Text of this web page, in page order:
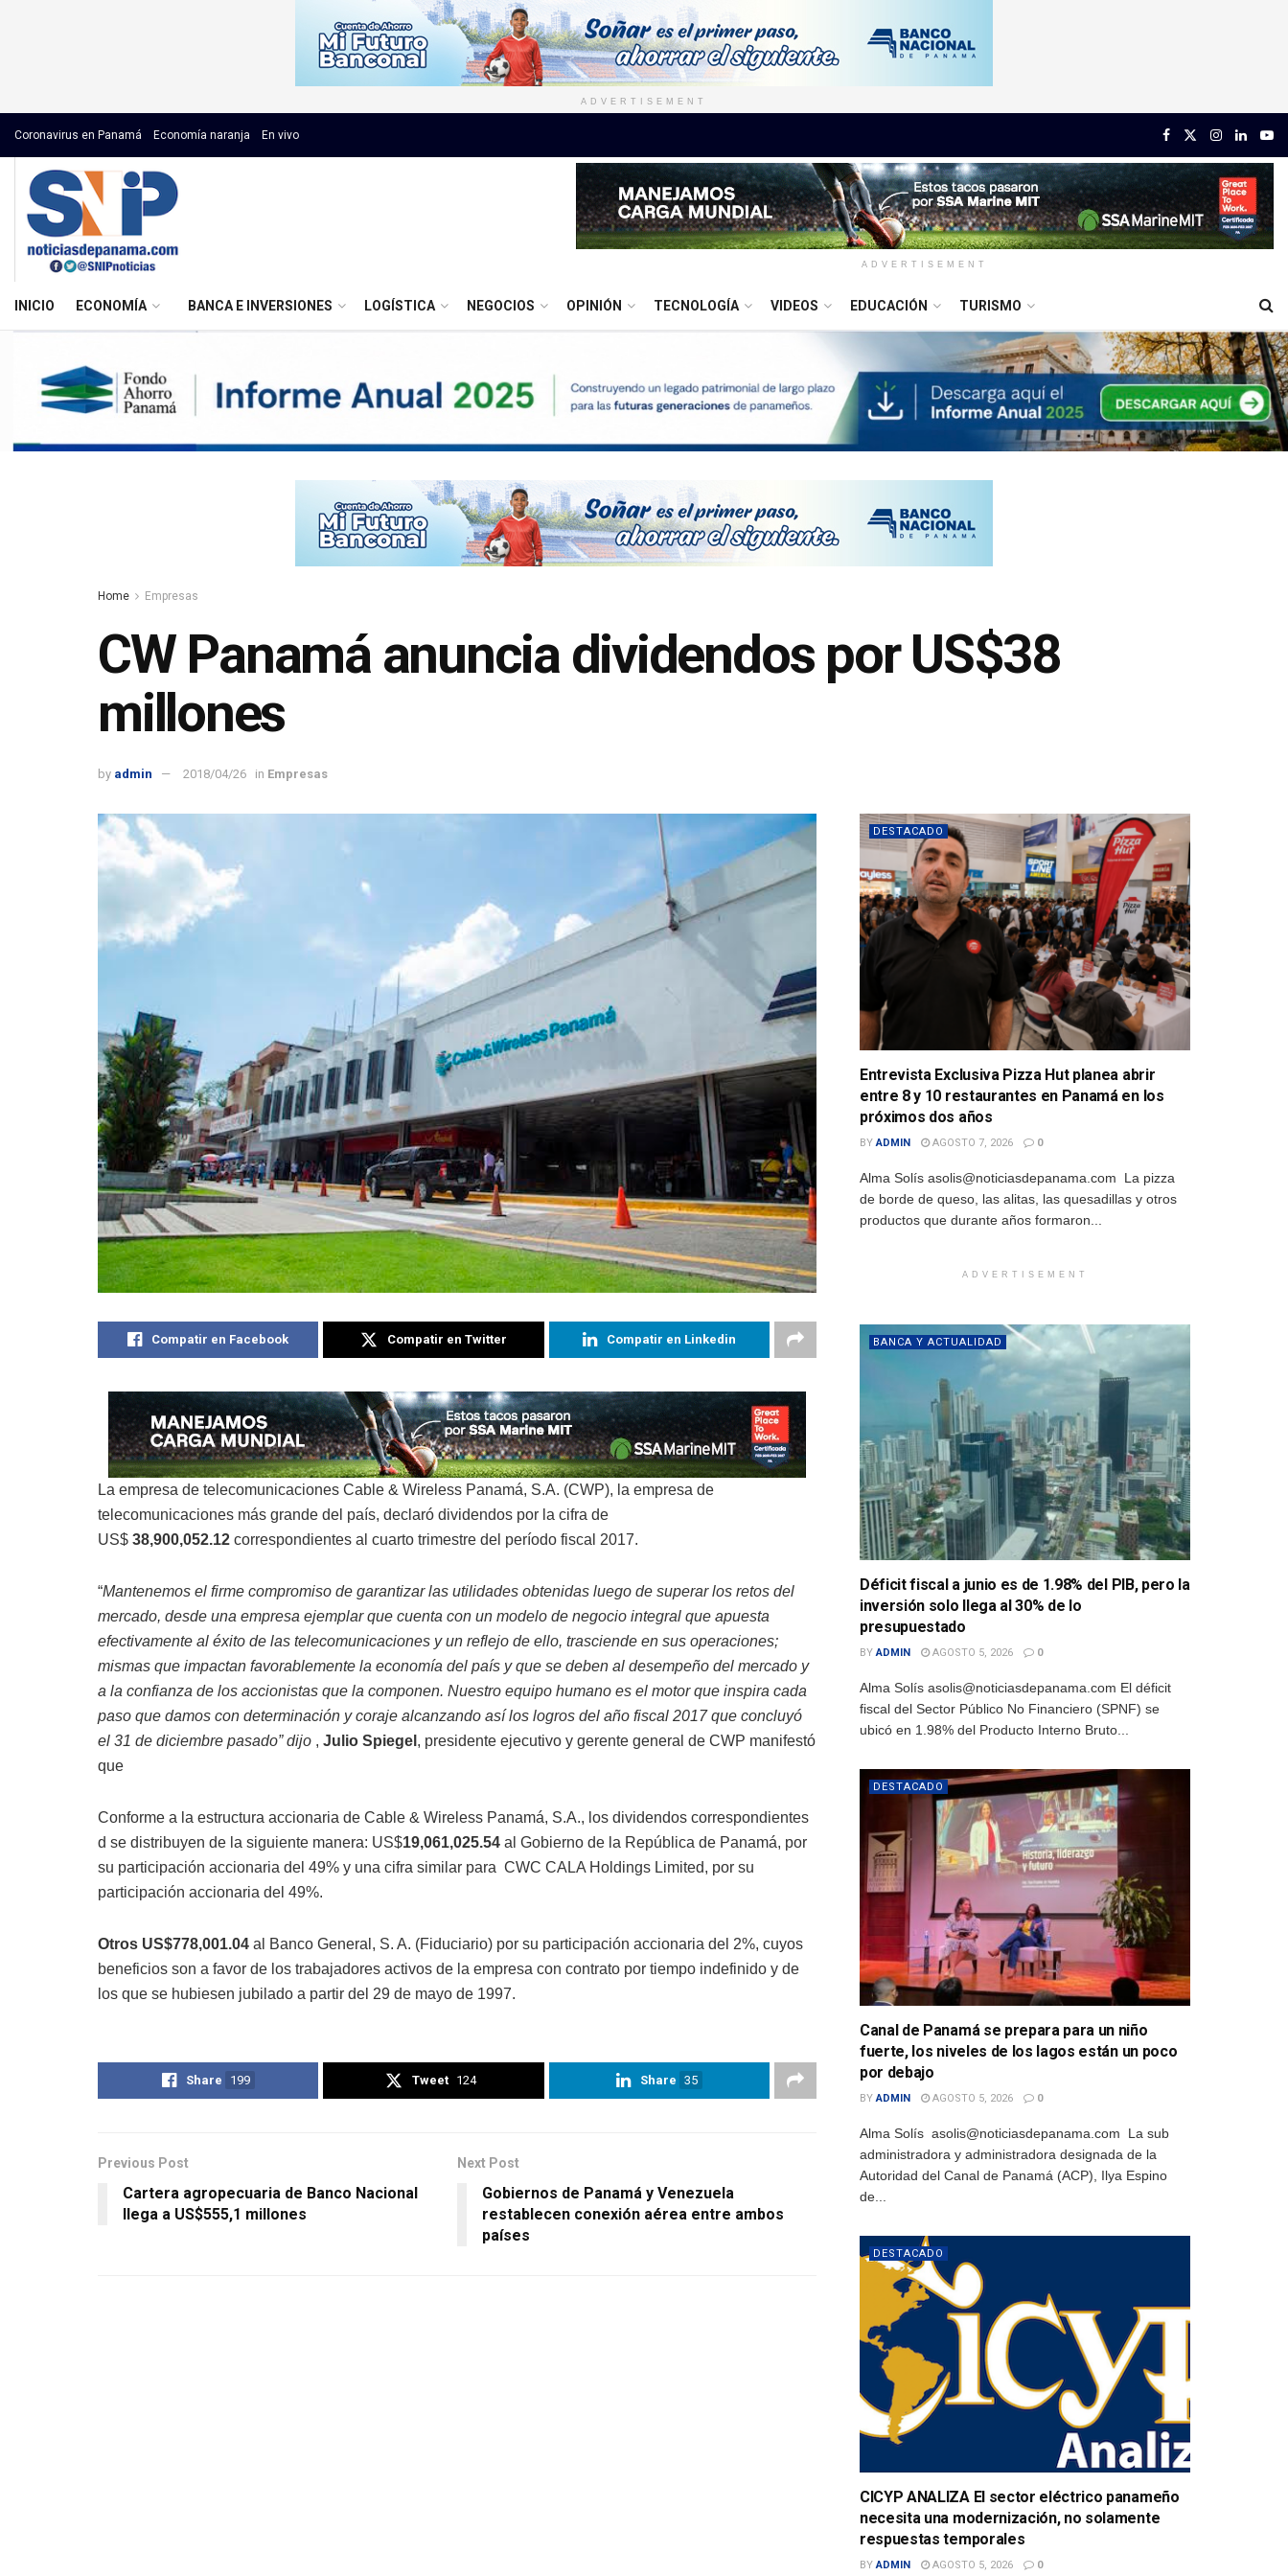
ADVERTISEMENT
Coronavirus en Panamá Economía naranja En vivo
ADVERTISEMENT
INICIO ECONOMÍA BANCA E INVERSIONES LOGÍSTICA NEGOCIOS OPINIÓN TECNOLOGÍA VIDEOS EDUCACIÓN TURISMO
Home Empresas
CW Panamá anuncia dividendos por US$38
millones
by admin 2018/04/26 in Empresas
Compatir en Facebook Compatir en Twitter Compatir en Linkedin
La empresa de telecomunicaciones Cable & Wireless Panamá, S.A. (CWP), la empresa de
telecomunicaciones más grande del país, declaró dividendos por la cifra de
US$ 38,900,052.12 correspondientes al cuarto trimestre del período fiscal 2017.
“Mantenemos el firme compromiso de garantizar las utilidades obtenidas luego de superar los retos del
mercado, desde una empresa ejemplar que cuenta con un modelo de negocio integral que apuesta
efectivamente al éxito de las telecomunicaciones y un reflejo de ello, trasciende en sus operaciones;
mismas que impactan favorablemente la economía del país y que se deben al desempeño del mercado y
a la confianza de los accionistas que la componen. Nuestro equipo humano es el motor que inspira cada
paso que damos con determinación y coraje alcanzando así los logros del año fiscal 2017 que concluyó
el 31 de diciembre pasado” dijo , Julio Spiegel , presidente ejecutivo y gerente general de CWP manifestó
que
Conforme a la estructura accionaria de Cable & Wireless Panamá, S.A., los dividendos correspondientes
d se distribuyen de la siguiente manera: US$19,061,025.54 al Gobierno de la República de Panamá, por
su participación accionaria del 49% y una cifra similar para CWC CALA Holdings Limited, por su
participación accionaria del 49%.
Otros US$778,001.04 al Banco General, S. A. (Fiduciario) por su participación accionaria del 2%, cuyos
beneficios son a favor de los trabajadores activos de la empresa con contrato por tiempo indefinido y de
los que se hubiesen jubilado a partir del 29 de mayo de 1997.
Share 199 Tweet 124 Share 35
Previous Post
Cartera agropecuaria de Banco Nacional
llega a US$555,1 millones
Next Post
Gobiernos de Panamá y Venezuela
restablecen conexión aérea entre ambos
países
DESTACADO
Entrevista Exclusiva Pizza Hut planea abrir
entre 8 y 10 restaurantes en Panamá en los
próximos dos años
BY ADMIN AGOSTO 7, 2026 0
Alma Solís asolis@noticiasdepanama.com La pizza
de borde de queso, las alitas, las quesadillas y otros
productos que durante años formaron...
ADVERTISEMENT
BANCA Y ACTUALIDAD
Déficit fiscal a junio es de 1.98% del PIB, pero la
inversión solo llega al 30% de lo
presupuestado
BY ADMIN AGOSTO 5, 2026 0
Alma Solís asolis@noticiasdepanama.com El déficit
fiscal del Sector Público No Financiero (SPNF) se
ubicó en 1.98% del Producto Interno Bruto...
DESTACADO
Canal de Panamá se prepara para un niño
fuerte, los niveles de los lagos están un poco
por debajo
BY ADMIN AGOSTO 5, 2026 0
Alma Solís asolis@noticiasdepanama.com La sub
administradora y administradora designada de la
Autoridad del Canal de Panamá (ACP), Ilya Espino
de...
DESTACADO
CICYP ANALIZA El sector eléctrico panameño
necesita una modernización, no solamente
respuestas temporales
BY ADMIN AGOSTO 5, 2026 0